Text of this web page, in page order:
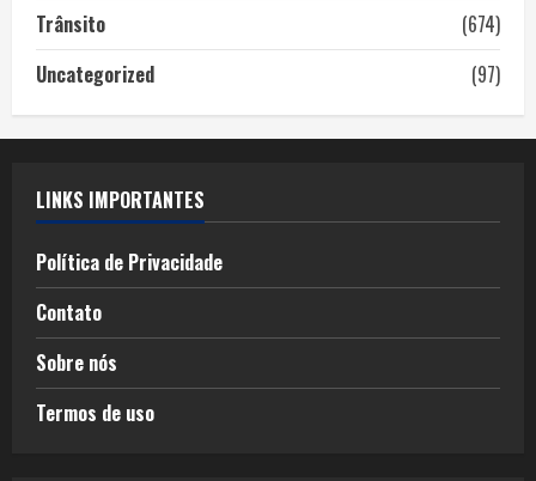
Trânsito
(674)
Uncategorized
(97)
LINKS IMPORTANTES
Política de Privacidade
Contato
Sobre nós
Termos de uso